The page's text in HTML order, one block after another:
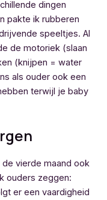
dingen
pakte ik rubberen
speeltjes. Al
de motoriek (slaan
(knijpen = water
als ouder ook een
terwijl je baby
vierde maand ook
ouders zeggen:
er een vaardigheid